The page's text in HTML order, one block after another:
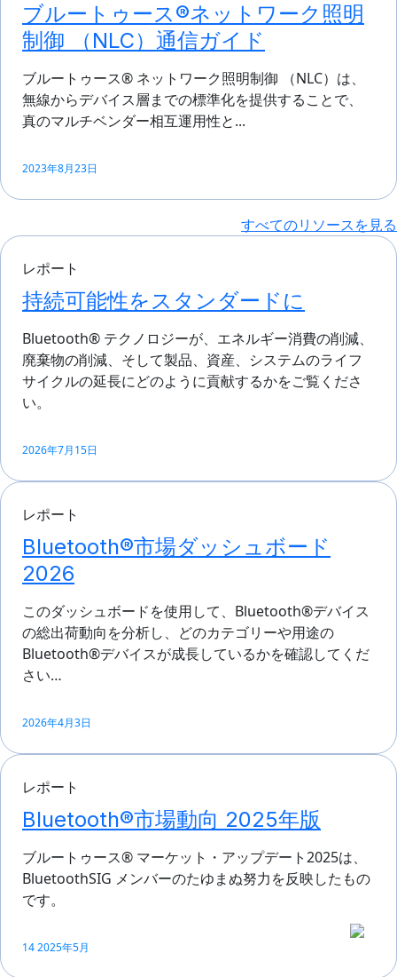
ブルートゥース®ネットワーク照明
制御 （NLC）通信ガイド
ブルートゥース® ネットワーク照明制御 （NLC）は、
無線からデバイス層までの標準化を提供することで、
真のマルチベンダー相互運用性と...
2023年8月23日
すべてのリソースを見る
レポート
持続可能性をスタンダードに
Bluetooth® テクノロジーが、エネルギー消費の削減、
廃棄物の削減、そして製品、資産、システムのライフ
サイクルの延長にどのように貢献するかをご覧くださ
い。
2026年7月15日
レポート
Bluetooth®市場ダッシュボード
2026
このダッシュボードを使用して、Bluetooth®デバイス
の総出荷動向を分析し、どのカテゴリーや用途の
Bluetooth®デバイスが成長しているかを確認してくだ
さい…
2026年4月3日
レポート
Bluetooth®市場動向 2025年版
ブルートゥース® マーケット・アップデート2025は、
BluetoothSIG メンバーのたゆまぬ努力を反映したもの
です。
14 2025年5月